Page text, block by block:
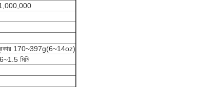
1,000,000
170~397g(6~14oz)
মিমি